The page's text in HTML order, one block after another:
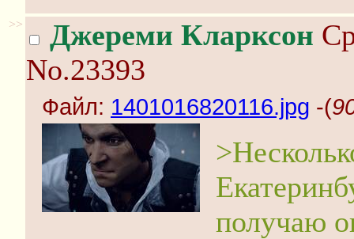
>> Джереми Кларксон
No.23393
Файл: 1401016820116.jpg -(
получаю